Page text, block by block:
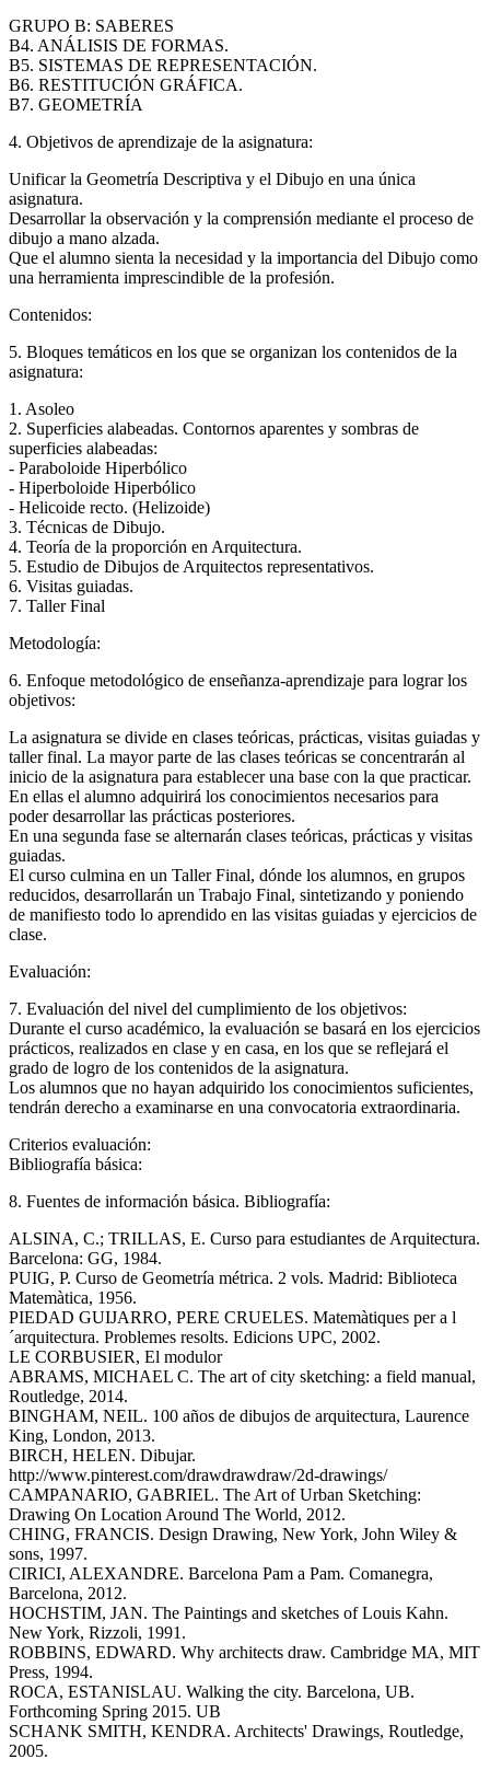
GRUPO B: SABERES
B4. ANÁLISIS DE FORMAS.
B5. SISTEMAS DE REPRESENTACIÓN.
B6. RESTITUCIÓN GRÁFICA.
B7. GEOMETRÍA
4. Objetivos de aprendizaje de la asignatura:
Unificar la Geometría Descriptiva y el Dibujo en una única
asignatura.
Desarrollar la observación y la comprensión mediante el proceso de
dibujo a mano alzada.
Que el alumno sienta la necesidad y la importancia del Dibujo como
una herramienta imprescindible de la profesión.
Contenidos:
5. Bloques temáticos en los que se organizan los contenidos de la
asignatura:
1. Asoleo
2. Superficies alabeadas. Contornos aparentes y sombras de
superficies alabeadas:
- Paraboloide Hiperbólico
- Hiperboloide Hiperbólico
- Helicoide recto. (Helizoide)
3. Técnicas de Dibujo.
4. Teoría de la proporción en Arquitectura.
5. Estudio de Dibujos de Arquitectos representativos.
6. Visitas guiadas.
7. Taller Final
Metodología:
6. Enfoque metodológico de enseñanza-aprendizaje para lograr los
objetivos:
La asignatura se divide en clases teóricas, prácticas, visitas guiadas y
taller final. La mayor parte de las clases teóricas se concentrarán al
inicio de la asignatura para establecer una base con la que practicar.
En ellas el alumno adquirirá los conocimientos necesarios para
poder desarrollar las prácticas posteriores.
En una segunda fase se alternarán clases teóricas, prácticas y visitas
guiadas.
El curso culmina en un Taller Final, dónde los alumnos, en grupos
reducidos, desarrollarán un Trabajo Final, sintetizando y poniendo
de manifiesto todo lo aprendido en las visitas guiadas y ejercicios de
clase.
Evaluación:
7. Evaluación del nivel del cumplimiento de los objetivos:
Durante el curso académico, la evaluación se basará en los ejercicios
prácticos, realizados en clase y en casa, en los que se reflejará el
grado de logro de los contenidos de la asignatura.
Los alumnos que no hayan adquirido los conocimientos suficientes,
tendrán derecho a examinarse en una convocatoria extraordinaria.
Criterios evaluación:
Bibliografía básica:
8. Fuentes de información básica. Bibliografía:
ALSINA, C.; TRILLAS, E. Curso para estudiantes de Arquitectura.
Barcelona: GG, 1984.
PUIG, P. Curso de Geometría métrica. 2 vols. Madrid: Biblioteca
Matemàtica, 1956.
PIEDAD GUIJARRO, PERE CRUELES. Matemàtiques per a l
´arquitectura. Problemes resolts. Edicions UPC, 2002.
LE CORBUSIER, El modulor
ABRAMS, MICHAEL C. The art of city sketching: a field manual,
Routledge, 2014.
BINGHAM, NEIL. 100 años de dibujos de arquitectura, Laurence
King, London, 2013.
BIRCH, HELEN. Dibujar.
http://www.pinterest.com/drawdrawdraw/2d-drawings/
CAMPANARIO, GABRIEL. The Art of Urban Sketching:
Drawing On Location Around The World, 2012.
CHING, FRANCIS. Design Drawing, New York, John Wiley &
sons, 1997.
CIRICI, ALEXANDRE. Barcelona Pam a Pam. Comanegra,
Barcelona, 2012.
HOCHSTIM, JAN. The Paintings and sketches of Louis Kahn.
New York, Rizzoli, 1991.
ROBBINS, EDWARD. Why architects draw. Cambridge MA, MIT
Press, 1994.
ROCA, ESTANISLAU. Walking the city. Barcelona, UB.
Forthcoming Spring 2015. UB
SCHANK SMITH, KENDRA. Architects' Drawings, Routledge,
2005.